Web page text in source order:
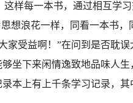
样每一本书，通过相互学
想浪花一样，同看一本书，
家受益啊！”在问到是否耽
坐下来闲情逸致地品味人生
本上有上千条学习记录，其